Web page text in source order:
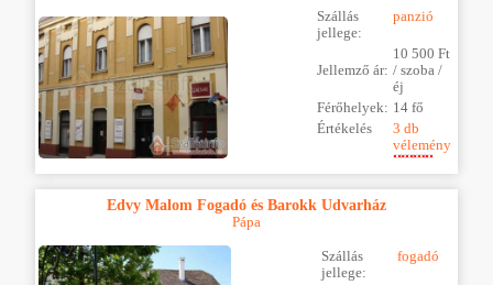
Szállás
jellege:
panzió
Jellemző ár:
10 500 Ft
/ szoba /
éj
Férőhelyek: 14 fő
Értékelés
3 db
vélemény
Edvy Malom Fogadó és Barokk Udvarház
Pápa
Szállás
jellege:
fogadó